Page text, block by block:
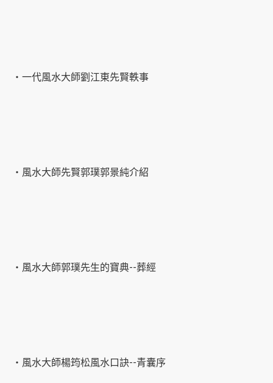
‧一代風水大師劉江東先賢軼事
‧風水大師先賢郭璞郭景純介紹
‧風水大師郭璞先生的寶典--葬經
‧風水大師楊筠松風水口訣--青囊序